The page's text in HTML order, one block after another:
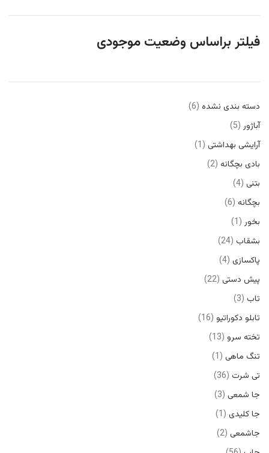
فیلتر براساس وضعیت موجودی
دسته بندی نشده 6
آباژور 5
آرایشی بهداشتی 1
بادی بچگانه 2
بتنی 4
بچگانه 6
بخور 1
بشقاب 24
پاکسازی 4
پیش دستی 22
تاب 3
تابلو دکوراتیو 16
تخته سرو 13
تنگ ماهی 1
تی شرت 36
جا شمعی 3
جا کلیدی 1
جاشمعی 2